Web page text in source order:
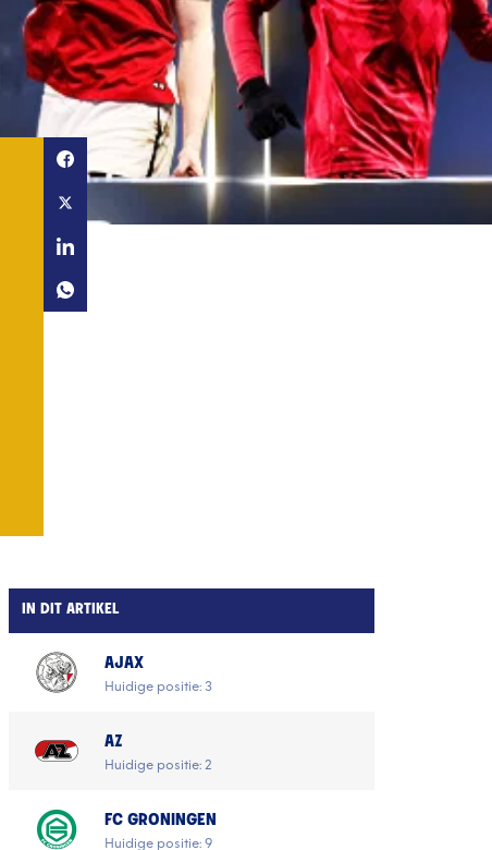
IN DIT ARTIKEL
AJAX
Huidige positie: 3
AZ
Huidige positie: 2
FC GRONINGEN
Huidige positie: 9